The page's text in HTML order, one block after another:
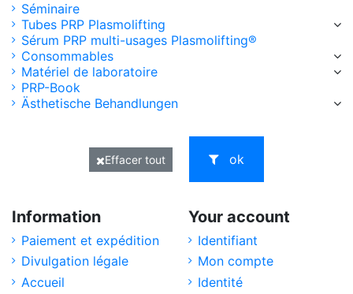
Séminaire
Tubes PRP Plasmolifting
Sérum PRP multi-usages Plasmolifting®
Consommables
Matériel de laboratoire
PRP-Book
Ästhetische Behandlungen
Effacer tout ok
Information
Paiement et expédition
Divulgation légale
Accueil
Your account
Identifiant
Mon compte
Identité